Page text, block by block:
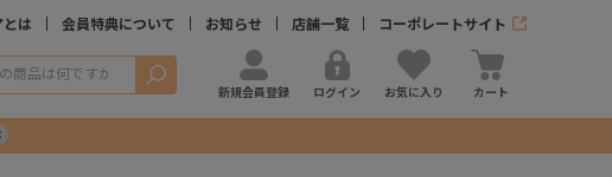
は 会員特典について お知らせ 店舗一覧 コーポレートサイト
検索
新規会員登録 ログイン お気に入り カート